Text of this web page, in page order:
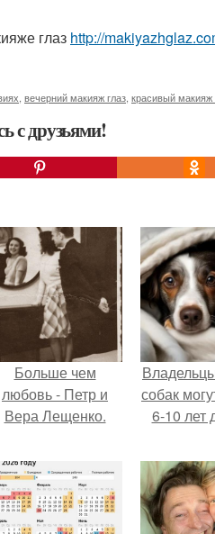
глаз http://
вечерний макияж глаз красивый макияж
с друзьями!
Больше чем
любовь - Петр и
Вера Лещенко.
собак
6-10 лет